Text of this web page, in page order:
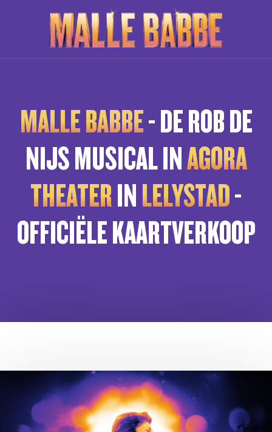
MALLE BABBE- DE ROB DE
NIJS MUSICAL INAGORA
THEATERINLELYSTAD-
OFFICIËLE KAARTVERKOOP